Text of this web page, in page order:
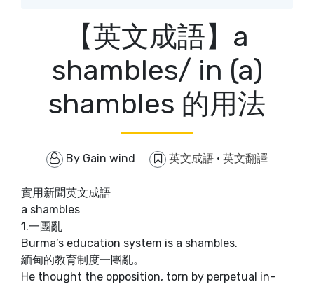
【英文成語】a
shambles/ in (a)
shambles 的用法
By Gain wind 英文成語 · 英文翻譯
實用新聞英文成語
a shambles
1.一團亂
Burma’s education system is a shambles.
緬甸的教育制度一團亂。
He thought the opposition, torn by perpetual in-